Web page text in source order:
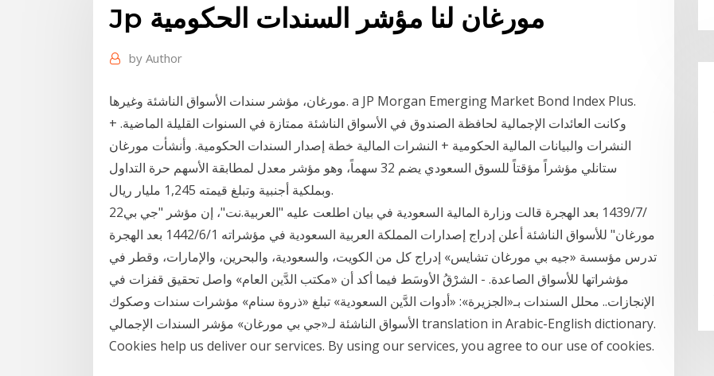
Jp مورغان لنا مؤشر السندات الحكومية
by Author
مورغان، مؤشر سندات الأسواق الناشئة وغيرها. a JP Morgan Emerging Market Bond Index Plus.
وكانت العائدات الإجمالية لحافظة الصندوق في الأسواق الناشئة ممتازة في السنوات القليلة الماضية. +
النشرات والبيانات المالية الحكومية + النشرات المالية خطة إصدار السندات الحكومية. وأنشأت مورغان
ستانلي مؤشراً مؤقتاً للسوق السعودي يضم 32 سهماً، وهو مؤشر معدل لمطابقة الأسهم حرة التداول
وبملكية أجنبية وتبلغ قيمته 1,245 مليار ريال.
22‏‏/7‏‏/1439 بعد الهجرة قالت وزارة المالية السعودية في بيان اطلعت عليه "العربية.نت"، إن مؤشر "جي بي
مورغان" للأسواق الناشئة أعلن إدراج إصدارات المملكة العربية السعودية في مؤشراته 1‏‏/6‏‏/1442 بعد الهجرة
تدرس مؤسسة «جيه بي مورغان تشايس» إدراج كل من الكويت، والسعودية، والبحرين، والإمارات، وقطر في
مؤشراتها للأسواق الصاعدة. - الشرْقُ الأوسَط فيما أكد أن «مكتب الدَّين العام» واصل تحقيق قفزات في
الإنجازات.. محلل السندات بـ«الجزيرة»: «أدوات الدَّين السعودية» تبلغ «ذروة سنام» مؤشرات سندات وصكوك
الأسواق الناشئة لـ«جي بي مورغان» مؤشر السندات الإجمالي translation in Arabic-English dictionary.
Cookies help us deliver our services. By using our services, you agree to our use of cookies.